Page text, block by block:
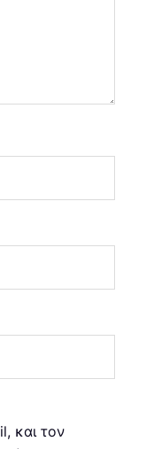
και τον